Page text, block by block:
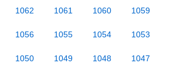
1062 1061 1060 1059
1056 1055 1054 1053
1050 1049 1048 1047